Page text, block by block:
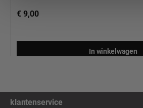
€ 9,00
In winkelwagen
klantenservice